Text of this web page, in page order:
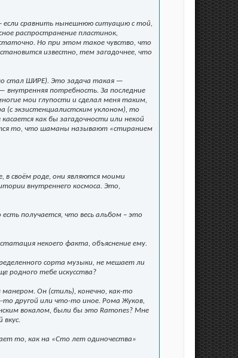
если сравнить нынешнюю ситуацию с той,
распространение пластинок,
Но при этом такое чувство, что
известно, тем загадочнее, что
стал ШИРЕ). Это задача такая —
внутренняя потребность. За последние
мои глупости и сделал меня таким,
(с экзистенциалистским уклоном), то
как бы загадочности или некой
то, что шаманы называют «стиранием
в своём роде, они являются моими
внутреннего космоса. Это,
есть получается, что весь альбом – это
некоего факта, объяснение ему.
сорта музыки, не мешает ли
родного тебе искусства?
Он (стиль), конечно, как-то
то другой или что-то иное. Рома Жуков,
вокалом, были бы это Ramones? Мне
вкус.
то, как на «Сто лет одиночества»